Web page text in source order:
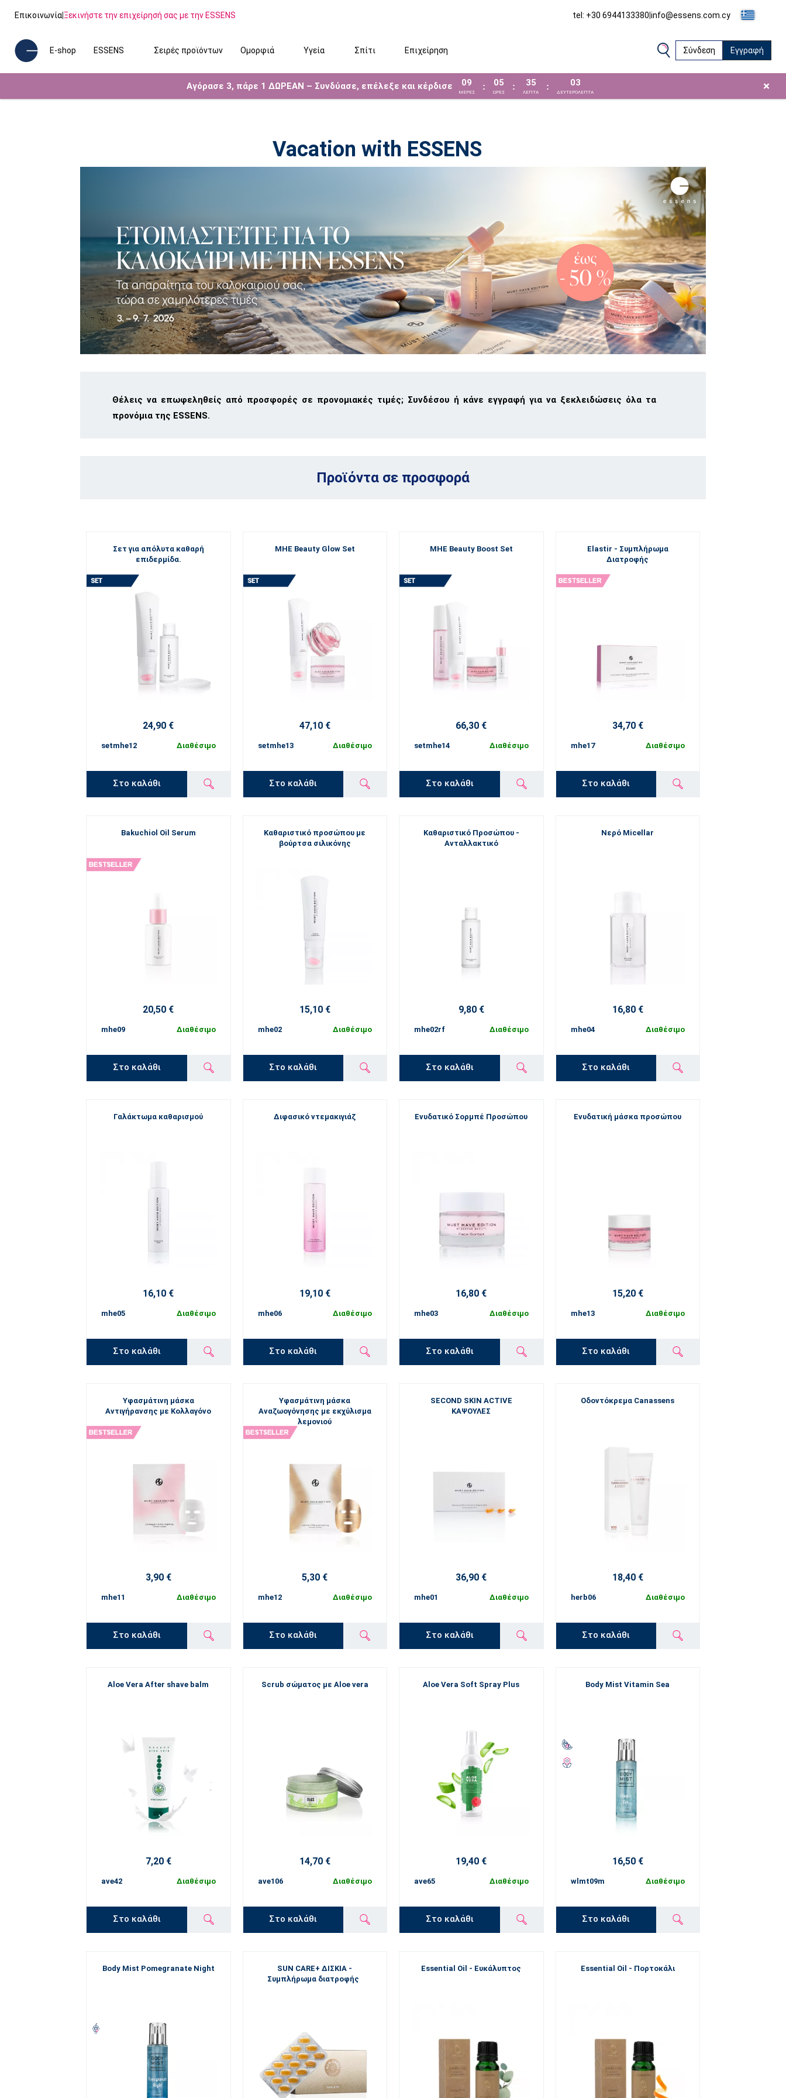
Επικοινωνία|Ξεκινήστε την επιχείρησή σας με την ESSENS tel: +30 6944133380|info@essens.com.cy
E-shop ESSENS Σειρές προϊόντων Ομορφιά Υγεία Σπίτι Επιχείρηση Σύνδεση Εγγραφή
Αγόρασε 3, πάρε 1 ΔΩΡΕΑΝ – Συνδύασε, επέλεξε και κέρδισε 09
ΜΈΡΕΣ
: 05
ΩΡΕΣ
: 35
ΛΕΠΤΑ
: 02
ΔΕΥΤΕΡΟΛΕΠΤΑ ×
Vacation with ESSENS
Θέλεις να επωφεληθείς από προσφορές σε προνομιακές τιμές; Συνδέσου ή κάνε εγγραφή για να ξεκλειδώσεις όλα τα
προνόμια της ESSENS.
Προϊόντα σε προσφορά
Σετ για απόλυτα καθαρή
επιδερμίδα.
24,90 €
setmhe12 Διαθέσιμο
Στο καλάθι
MHE Beauty Glow Set
47,10 €
setmhe13 Διαθέσιμο
Στο καλάθι
MHE Beauty Boost Set
66,30 €
setmhe14 Διαθέσιμο
Στο καλάθι
Elastir - Συμπλήρωμα
Διατροφής
34,70 €
mhe17 Διαθέσιμο
Στο καλάθι
Bakuchiol Oil Serum
20,50 €
mhe09 Διαθέσιμο
Στο καλάθι
Καθαριστικό προσώπου με
βούρτσα σιλικόνης
15,10 €
mhe02 Διαθέσιμο
Στο καλάθι
Καθαριστικό Προσώπου -
Ανταλλακτικό
9,80 €
mhe02rf Διαθέσιμο
Στο καλάθι
Νερό Micellar
16,80 €
mhe04 Διαθέσιμο
Στο καλάθι
Γαλάκτωμα καθαρισμού
16,10 €
mhe05 Διαθέσιμο
Στο καλάθι
Διφασικό ντεμακιγιάζ
19,10 €
mhe06 Διαθέσιμο
Στο καλάθι
Ενυδατικό Σορμπέ Προσώπου
16,80 €
mhe03 Διαθέσιμο
Στο καλάθι
Ενυδατική μάσκα προσώπου
15,20 €
mhe13 Διαθέσιμο
Στο καλάθι
Υφασμάτινη μάσκα
Αντιγήρανσης με Κολλαγόνο
3,90 €
mhe11 Διαθέσιμο
Στο καλάθι
Υφασμάτινη μάσκα
Αναζωογόνησης με εκχύλισμα
λεμονιού
5,30 €
mhe12 Διαθέσιμο
Στο καλάθι
SECOND SKIN ACTIVE
ΚΑΨΟΥΛΕΣ
36,90 €
mhe01 Διαθέσιμο
Στο καλάθι
Οδοντόκρεμα Canassens
18,40 €
herb06 Διαθέσιμο
Στο καλάθι
Aloe Vera After shave balm
7,20 €
ave42 Διαθέσιμο
Στο καλάθι
Scrub σώματος με Aloe vera
14,70 €
ave106 Διαθέσιμο
Στο καλάθι
Aloe Vera Soft Spray Plus
19,40 €
ave65 Διαθέσιμο
Στο καλάθι
Body Mist Vitamin Sea
16,50 €
wlmt09m Διαθέσιμο
Στο καλάθι
Body Mist Pomegranate Night
SUN CARE+ ΔΙΣΚΙΑ -
Συμπλήρωμα διατροφής
Essential Oil - Ευκάλυπτος Essential Oil - Πορτοκάλι